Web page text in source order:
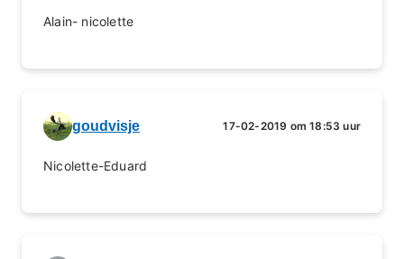
Alain- nicolette
goudvisje 17-02-2019 om 18:53 uur
Nicolette-Eduard